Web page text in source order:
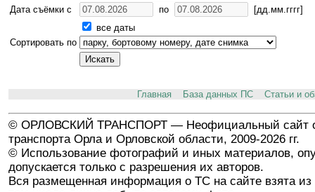
Дата съёмки с
по
[дд.мм.гггг]
все даты
Сортировать по
Главная База данных ПС Статьи и
© ОРЛОВСКИЙ ТРАНСПОРТ — Неофициальный сайт
транспорта Орла и Орловской области, 2009-2026 гг.
© Использование фотографий и иных материалов,
допускается только с разрешения их авторов.
Вся размещенная информация о ТС на сайте взята из